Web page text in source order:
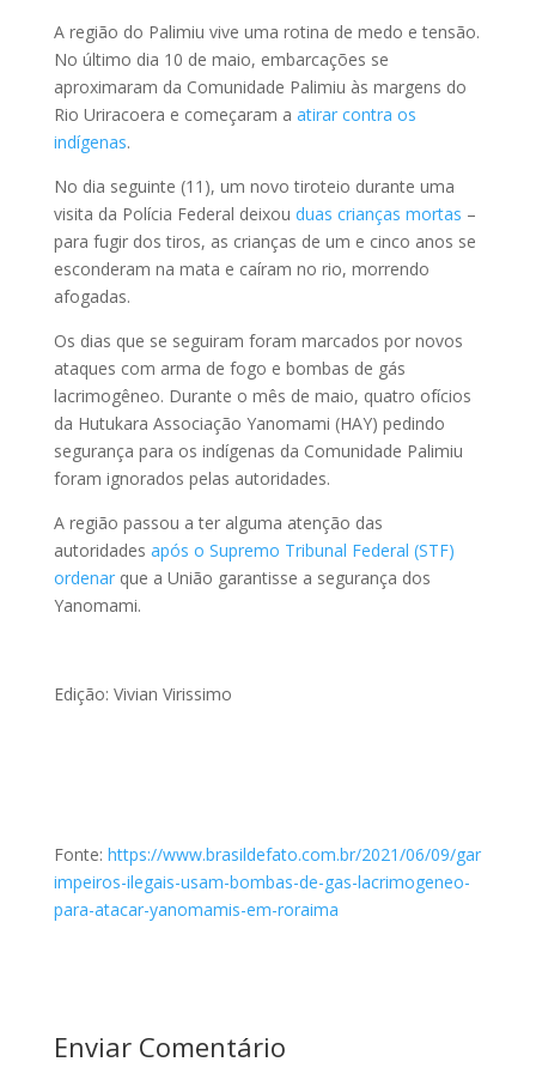
A região do Palimiu vive uma rotina de medo e tensão.
No último dia 10 de maio, embarcações se
aproximaram da Comunidade Palimiu às margens do
Rio Uriracoera e começaram a atirar contra os
indígenas.
No dia seguinte (11), um novo tiroteio durante uma
visita da Polícia Federal deixou duas crianças mortas –
para fugir dos tiros, as crianças de um e cinco anos se
esconderam na mata e caíram no rio, morrendo
afogadas.
Os dias que se seguiram foram marcados por novos
ataques com arma de fogo e bombas de gás
lacrimogêneo. Durante o mês de maio, quatro ofícios
da Hutukara Associação Yanomami (HAY) pedindo
segurança para os indígenas da Comunidade Palimiu
foram ignorados pelas autoridades.
A região passou a ter alguma atenção das
autoridades após o Supremo Tribunal Federal (STF)
ordenarque a União garantisse a segurança dos
Yanomami.
Edição: Vivian Virissimo
Fonte: https://www.brasildefato.com.br/2021/06/09/gar
impeiros-ilegais-usam-bombas-de-gas-lacrimogeneo-
para-atacar-yanomamis-em-roraima
Enviar Comentário